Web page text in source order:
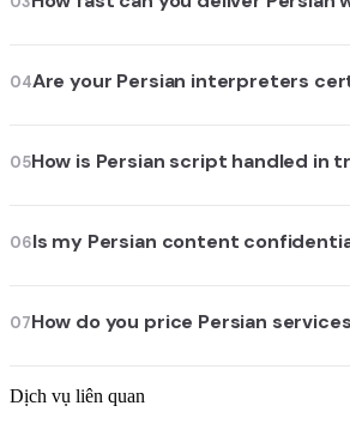
04Are your Persian interpreters
05How is Persian script handled in
06Is my Persian content
07How do you price Persian
Dịch vụ liên quan